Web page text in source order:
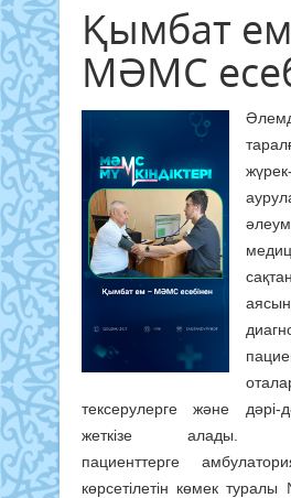
Қымбат
МӘМС
тексерулерге және дәрі-
жеткізе алады.
пациенттерге
көрсетілетін көмек